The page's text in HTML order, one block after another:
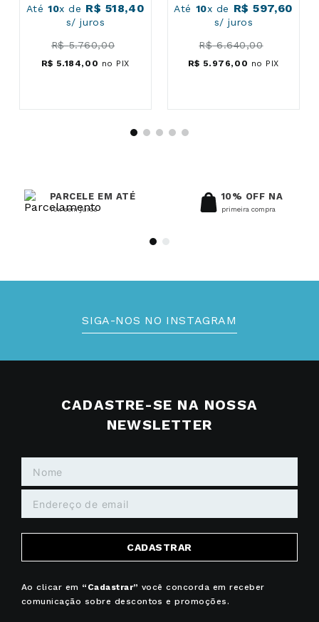
Até10x de R$ 518,40
s/ juros
R$ 5.760,00
R$ 5.184, 00 no PIX
Até 10x de R$ 597,60
s/ juros
R$ 6.640,00
R$ 5. 976, 00 no PIX
PARCELE EM ATÉ
10x sem juros
10% OFF NA
primeira compra
SIGA-NOS NO INSTAGRAM
CADASTRE-SE NA NOSSA
NEWSLETTER
CADASTRAR
Ao clicar em “Cadastrar” você concorda em receber
comunicação sobre descontos e promoções.